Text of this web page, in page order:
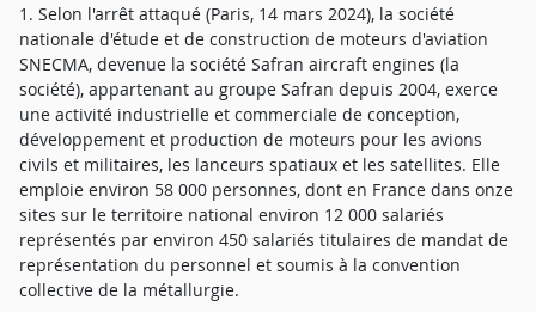
1. Selon l'arrêt attaqué (Paris, 14 mars 2024), la société
nationale d'étude et de construction de moteurs d'aviation
SNECMA, devenue la société Safran aircraft engines (la
société), appartenant au groupe Safran depuis 2004, exerce
une activité industrielle et commerciale de conception,
développement et production de moteurs pour les avions
civils et militaires, les lanceurs spatiaux et les satellites. Elle
emploie environ 58 000 personnes, dont en France dans onze
sites sur le territoire national environ 12 000 salariés
représentés par environ 450 salariés titulaires de mandat de
représentation du personnel et soumis à la convention
collective de la métallurgie.